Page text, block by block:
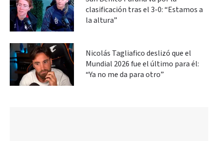
clasificación tras el 3-0: “Estamos a
la altura”
Nicolás Tagliafico deslizó que el
Mundial 2026 fue el último para él:
“Ya no me da para otro”